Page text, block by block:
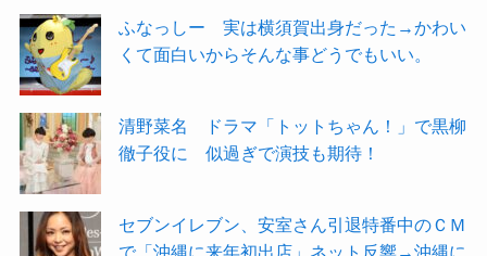
ふなっしー 実は横須賀出身だった→かわい
くて面白いからそんな事どうでもいい。
清野菜名 ドラマ「トットちゃん！」で黒柳
徹子役に 似過ぎで演技も期待！
セブンイレブン、安室さん引退特番中のＣＭ
で「沖縄に来年初出店」ネット反響→沖縄に